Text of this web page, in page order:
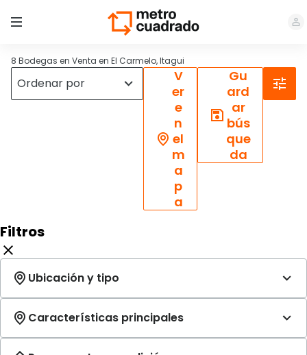
8 Bodegas en Venta en El Carmelo, Itagui
V
er
e
n
el
m
a
p
a
Gu
ard
ar
bús
que
da
Filtros